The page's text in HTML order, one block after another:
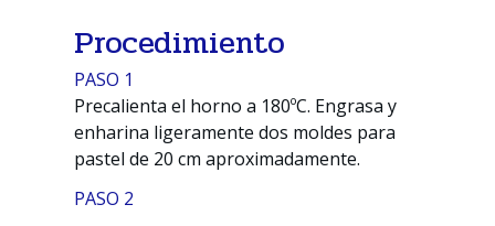
Procedimiento
PASO 1
Precalienta el horno a 180ºC. Engrasa y
enharina ligeramente dos moldes para
pastel de 20 cm aproximadamente.
PASO 2